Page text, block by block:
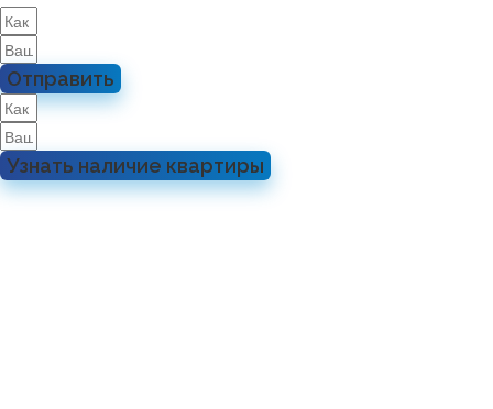
Отправить
Узнать наличие квартиры